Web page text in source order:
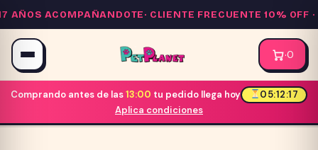
Saltar
al
contenido
ACOMPAÑANDOTE·CLIENTE FRECUENTE 10% OFF·
·0
Comprando antes de las13:00 tu pedido llega hoy
05:12:17
Aplica condiciones